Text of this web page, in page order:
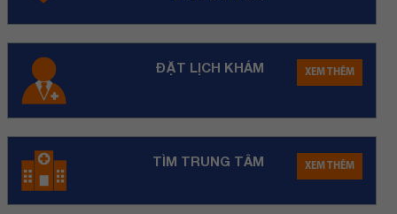
ĐẶT LỊCH KHÁM XEM THÊM
TÌM TRUNG TÂM XEM THÊM